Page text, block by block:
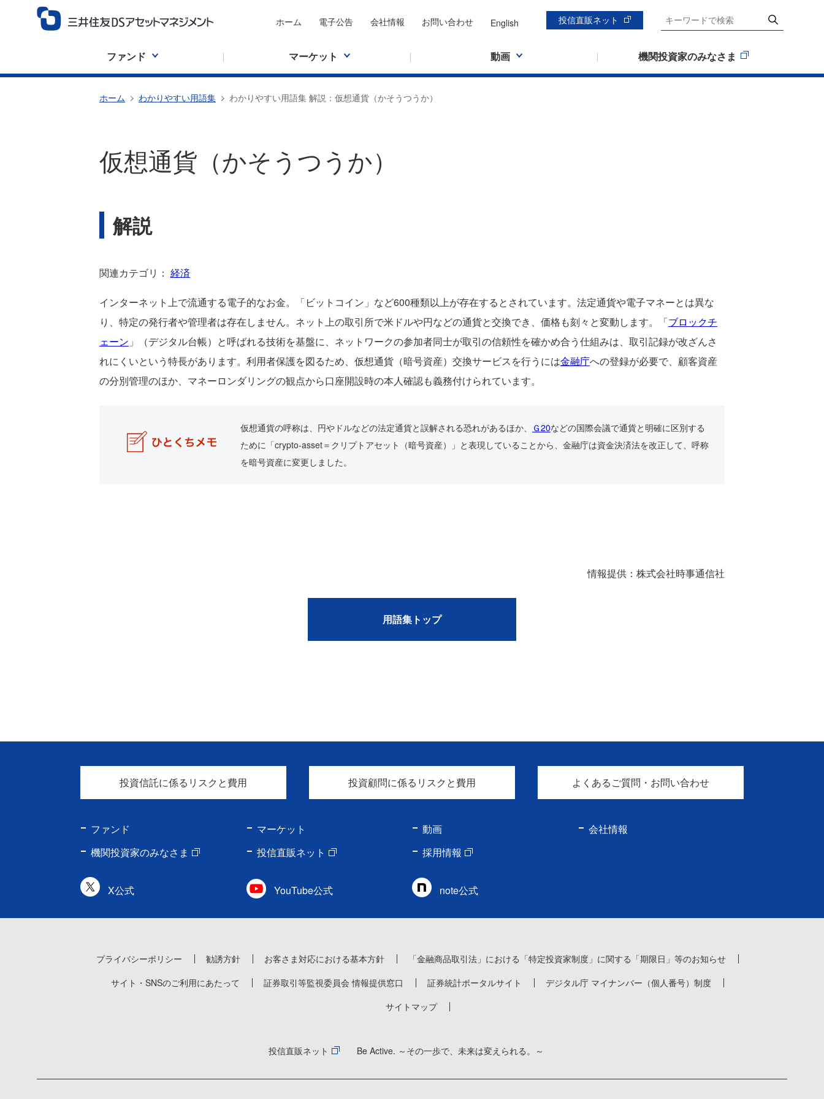
ホーム 電子公告 会社情報 お問い合わせ English 投信直販ネット
ファンド マーケット 動画 機関投資家のみなさま
ホーム わかりやすい用語集 わかりやすい用語集 解説：仮想通貨（かそうつうか）
仮想通貨（かそうつうか）
解説
関連カテゴリ： 経済
インターネット上で流通する電子的なお金。「ビットコイン」など600種類以上が存在するとされています。法定通貨や電子マネーとは異な
り、特定の発行者や管理者は存在しません。ネット上の取引所で米ドルや円などの通貨と交換でき、価格も刻々と変動します。「ブロックチ
ェーン 」（デジタル台帳）と呼ばれる技術を基盤に、ネットワークの参加者同士が取引の信頼性を確かめ合う仕組みは、取引記録が改ざんさ
れにくいという特長があります。利用者保護を図るため、仮想通貨（暗号資産）交換サービスを行うには金融庁への登録が必要で、顧客資産
の分別管理のほか、マネーロンダリングの観点から口座開設時の本人確認も義務付けられています。
仮想通貨の呼称は、円やドルなどの法定通貨と誤解される恐れがあるほか、 Ｇ20などの国際会議で通貨と明確に区別する
ために「crypto-asset＝クリプトアセット（暗号資産）」と表現していることから、金融庁は資金決済法を改正して、呼称
を暗号資産に変更しました。
情報提供：株式会社時事通信社
用語集トップ
投資信託に係るリスクと費用 投資顧問に係るリスクと費用 よくあるご質問・お問い合わせ
ファンド マーケット 動画
会社情報
機関投資家のみなさま
投信直販ネット 採用情報
X公式 YouTube公式 note公式
プライバシーポリシー 勧誘方針 お客さま対応における基本方針
「金融商品取引法」における「特定投資家制度」に関する「期限日」等のお知らせ
サイト・SNSのご利用にあたって
証券取引等監視委員会 情報提供窓口 証券統計ポータルサイト
デジタル庁 マイナンバー（個人番号）制度
サイトマップ
投信直販ネット Be Active. ～その一歩で、未来は変えられる。～